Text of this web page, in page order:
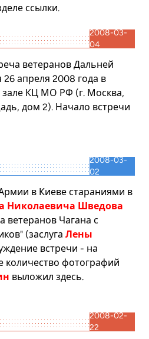
ссылки.
2008-03-
04
ветеранов Дальней
26 апреля 2008 года в
КЦ МО РФ (г. Москва,
дом 2). Начало встречи
2008-03-
02
в Киеве стараниями в
Николаевича Шведова
ветеранов Чагана с
(заслуга Лены
встречи - на
количество фотографий
выложил здесь.
2008-02-
22